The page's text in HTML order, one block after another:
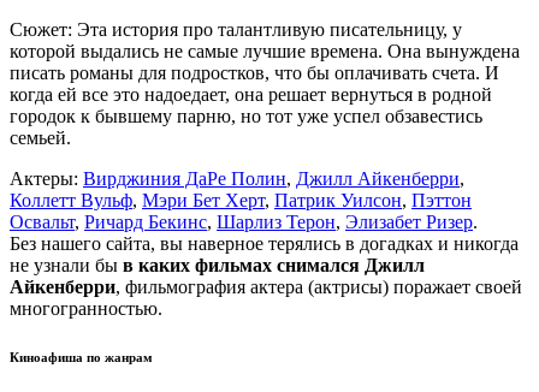
Сюжет: Эта история про талантливую писательницу, у
которой выдались не самые лучшие времена. Она вынуждена
писать романы для подростков, что бы оплачивать счета. И
когда ей все это надоедает, она решает вернуться в родной
городок к бывшему парню, но тот уже успел обзавестись
семьей.
Актеры: Вирджиния ДаРе Полин, Джилл Айкенберри,
Коллетт Вульф, Мэри Бет Херт, Патрик Уилсон, Пэттон
Освальт, Ричард Бекинс, Шарлиз Терон, Элизабет Ризер.
Без нашего сайта, вы наверное терялись в догадках и никогда
не узнали бы в каких фильмах снимался Джилл
Айкенберри, фильмография актера (актрисы) поражает своей
многогранностью.
Киноафиша по жанрам